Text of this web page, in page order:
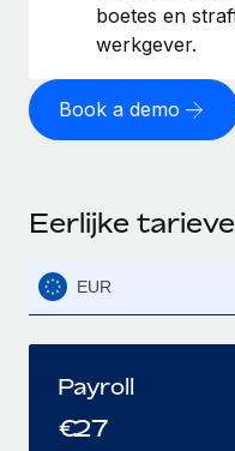
boetes en
werkgever.
Book a demo
Eerlijke
EUR
Payroll
€27